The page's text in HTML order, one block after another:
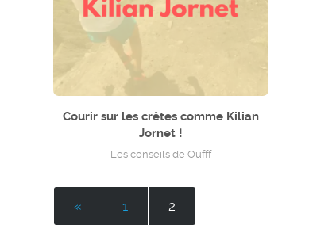
Courir sur les crêtes comme Kilian
Jornet !
Les conseils de Oufff
« 1 2